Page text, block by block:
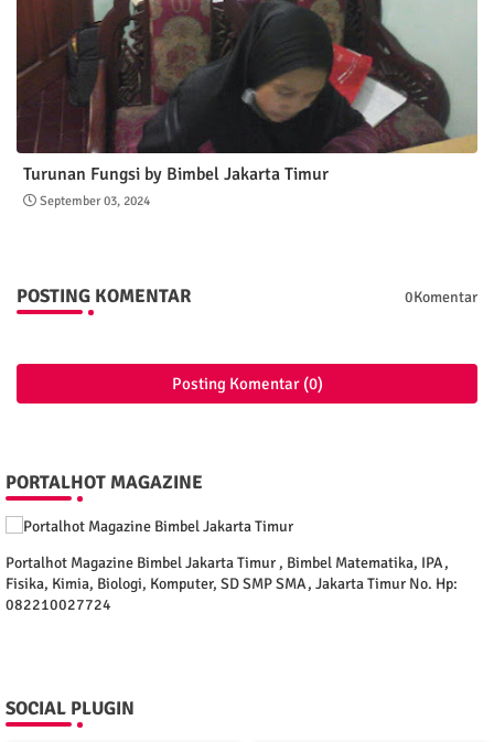
Turunan Fungsi by Bimbel Jakarta Timur
September 03, 2024
POSTING KOMENTAR 0Komentar
Posting Komentar (0)
PORTALHOT MAGAZINE
Portalhot Magazine Bimbel Jakarta Timur , Bimbel Matematika, IPA,
Fisika, Kimia, Biologi, Komputer, SD SMP SMA, Jakarta Timur No. Hp:
082210027724
SOCIAL PLUGIN